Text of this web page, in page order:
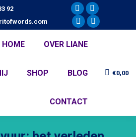
92
Facebook
page
opens
window
X
page
Instagram
page
new
Linkedin
HOME OVER LIANE
SHOP BLOG
CONTACT
€0,00